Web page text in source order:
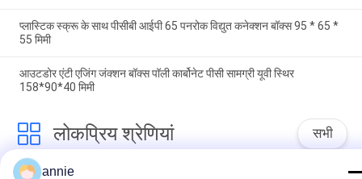
प्लास्टिक स्क्रू के साथ पीसीबी आईपी 65 पनरोक विद्युत कनेक्शन बॉक्स 95 * 65 *
55 मिमी
आउटडोर एंटी एजिंग जंक्शन बॉक्स पॉली कार्बोनेट पीसी सामग्री यूवी स्थिर
158*90*40 मिमी
लोकप्रिय श्रेणियां सभी
annie